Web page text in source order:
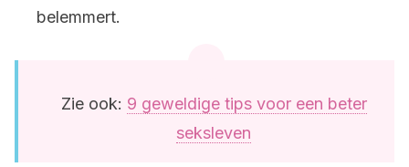
belemmert.
Zie ook: 9 geweldige tips voor een beter
seksleven